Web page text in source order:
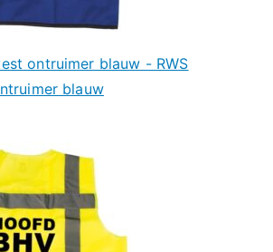
ontruimer blauw - RWS
blauw